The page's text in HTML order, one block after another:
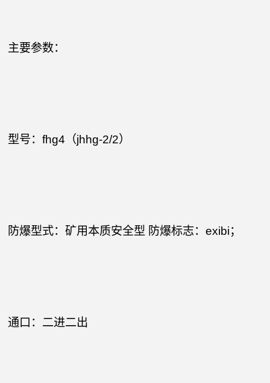
主要参数：
型号：fhg4（jhhg-2/2）
防爆型式：矿用本质安全型 防爆标志：exibi；
通口：二进二出